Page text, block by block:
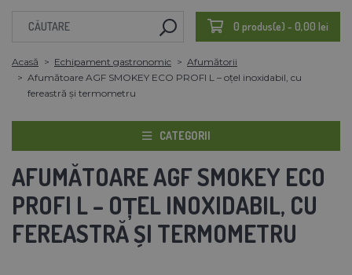
0 produs(e) - 0,00 lei
Acasă Echipament gastronomic
Afumătorii
Afumătoare AGF SMOKEY ECO PROFI L – oțel inoxidabil, cu
fereastră și termometru
CATEGORII
AFUMĂTOARE AGF SMOKEY ECO
PROFI L – OȚEL INOXIDABIL, CU
FEREASTRĂ ȘI TERMOMETRU